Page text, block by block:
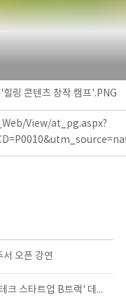
링 콘텐츠 창작 캠프'.PNG
View/at_pg.aspx?
오픈 강연
충북콘텐츠코리아랩, '에듀테크 스타트업 B트랙' 데모데이